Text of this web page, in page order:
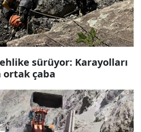
sürüyor: Karayolları
ortak çaba